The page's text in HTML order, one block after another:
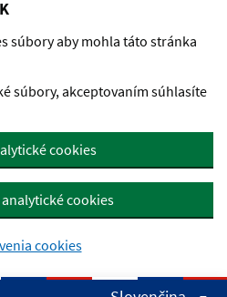
obsah
súbory aby mohla táto stránka
súbory, akceptovaním súhlasíte
cookies
cookies
cookies